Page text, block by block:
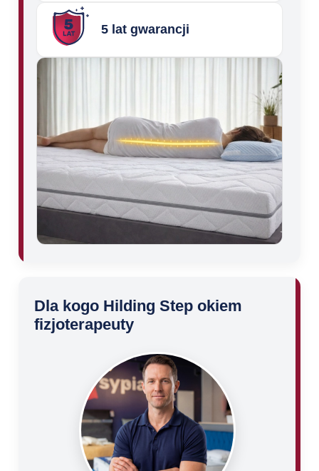
5 lat gwarancji
Dla kogo Hilding Step okiem
fizjoterapeuty